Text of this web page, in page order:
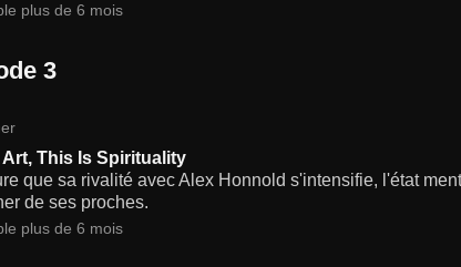
plus de 6 mois
3
This Is Spirituality
que sa rivalité avec Alex Honnold s'intensifie, l'état
de ses proches.
plus de 6 mois